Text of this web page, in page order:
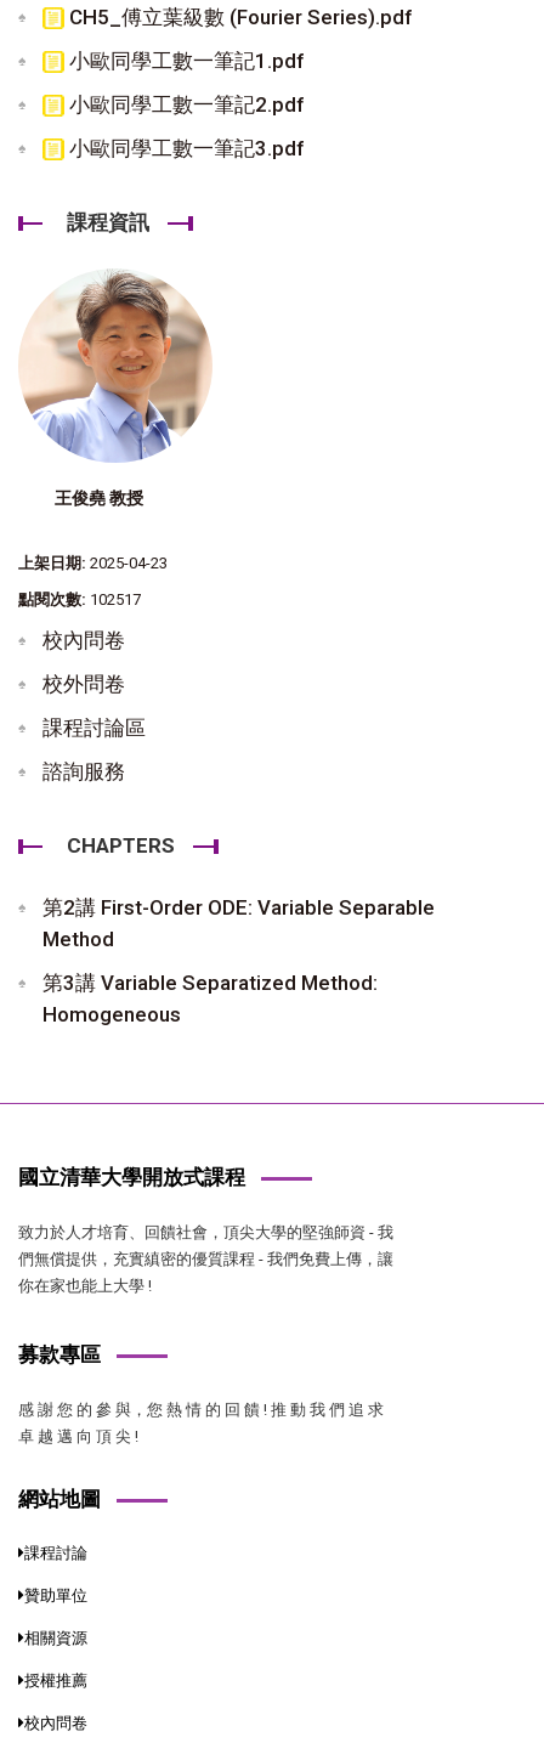
CH5_傅立葉級數 (Fourier Series).pdf
小歐同學工數一筆記1.pdf
小歐同學工數一筆記2.pdf
小歐同學工數一筆記3.pdf
課程資訊
王俊堯 教授
上架日期: 2025-04-23
點閱次數: 102517
校內問卷
校外問卷
課程討論區
諮詢服務
CHAPTERS
第2講 First-Order ODE: Variable Separable
Method
第3講 Variable Separatized Method:
Homogeneous
國立清華大學開放式課程
致力於人才培育、回饋社會，頂尖大學的堅強師資 - 我
們無償提供，充實縝密的優質課程 - 我們免費上傳，讓
你在家也能上大學 !
募款專區
感 謝 您 的 參 與，您 熱 情 的 回 饋 ! 推 動 我 們 追 求
卓 越 邁 向 頂 尖 !
網站地圖
課程討論
贊助單位
相關資源
授權推薦
校內問卷